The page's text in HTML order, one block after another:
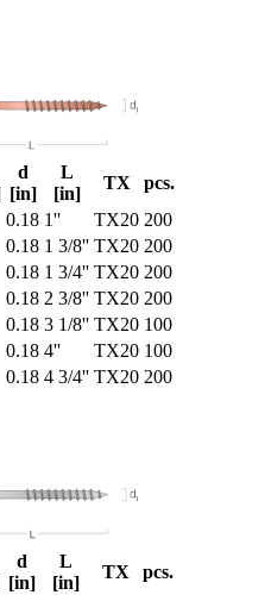
d
[in]
L
[in]
TX
pcs.
0.18 1'' TX20 200
0.18 1 3/8'' TX20 200
0.18 1 3/4'' TX20 200
0.18 2 3/8'' TX20 200
0.18 3 1/8'' TX20 100
0.18 4'' TX20 100
0.18 4 3/4'' TX20 200
d
[in]
L
[in]
TX
pcs.